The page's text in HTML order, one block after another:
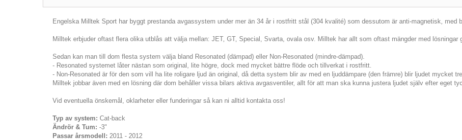
Engelska Milltek Sport har byggt prestanda avgassystem under mer än 34 år i rostfritt stål (304 kvalité) som dessutom är anti-magnetisk, med
Milltek erbjuder oftast flera olika utblås att välja mellan: JET, GT, Special, Svarta, ovala osv. Milltek har allt som oftast mängder med lösningar
Sedan kan man till dom flesta system välja bland Resonated (dämpad) eller Non-Resonated (mindre-dämpad).
- Resonated systemet låter nästan som original, lite högre, dock med mycket bättre flöde och tillverkat i rostfritt.
- Non-Resonated är för den som vill ha lite roligare ljud än original, då detta system blir av med en ljuddämpare (den främre) blir ljudet mycket
Milltek jobbar även med en lösning där dom behåller vissa bilars aktiva avgasventiler, allt för att man ska kunna justera ljudet själv efter eget
Vid eventuella önskemål, oklarheter eller funderingar så kan ni alltid kontakta oss!
Typ av system: Cat-back
Ändrör & Tum: -3"
Passar årsmodell: 2011 - 2012